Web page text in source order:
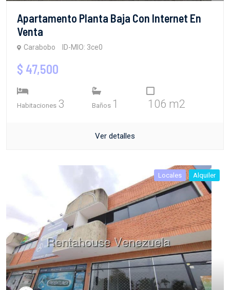
Apartamento Planta Baja Con Internet En
Venta
Carabobo ID-MIO: 3ce0
$ 47,500
Habitaciones 3 Baños 1 106 m2
Ver detalles
Locales Alquiler